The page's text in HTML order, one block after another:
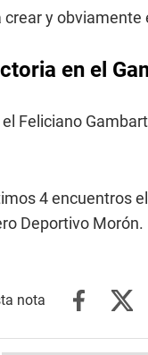
y
en el
Feliciano
4 encuentros
Deportivo Morón.